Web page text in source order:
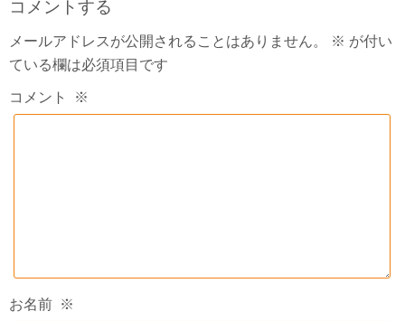
コメントする
メールアドレスが公開されることはありません。 ※ が付い
ている欄は必須項目です
コメント ※
お名前 ※